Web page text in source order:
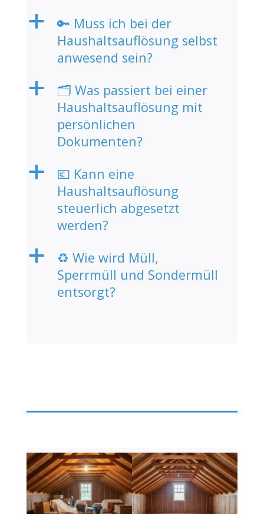
a
🔑 Muss ich bei der
Haushaltsauflösung selbst
anwesend sein?
a
🗂️ Was passiert bei einer
Haushaltsauflösung mit
persönlichen
Dokumenten?
a
💶 Kann eine
Haushaltsauflösung
steuerlich abgesetzt
werden?
a
♻️ Wie wird Müll,
Sperrmüll und Sondermüll
entsorgt?